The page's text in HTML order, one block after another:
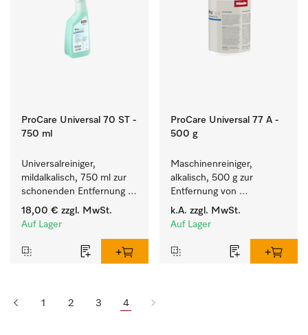
ProCare Universal 70 ST -
750 ml
Universalreiniger,
mildalkalisch, 750 ml zur
schonenden Entfernung
von Fettrückständen und
Schmutz.
18,00 € zzgl. MwSt.
Auf Lager
ProCare Universal 77 A -
500 g
Maschinenreiniger,
alkalisch, 500 g zur
Entfernung von
hartnäckigen
Stärkebelägen.
k.A. zzgl. MwSt.
Auf Lager
1 2 3 4